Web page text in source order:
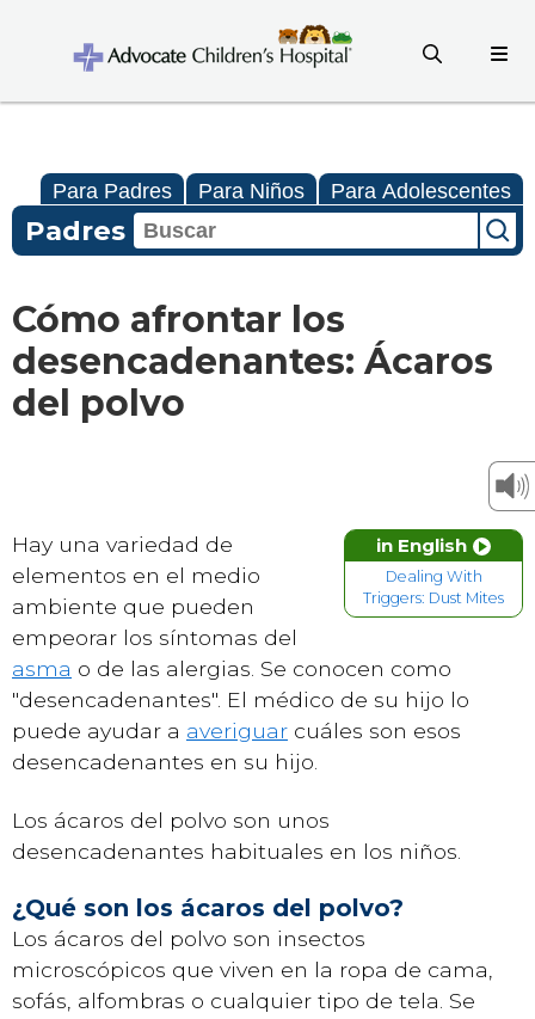
Para Padres Para Niños Para Adolescentes
Padres
Cómo afrontar los
desencadenantes: Ácaros
del polvo
in English
Dealing With
Triggers: Dust Mites
Hay una variedad de
elementos en el medio
ambiente que pueden
empeorar los síntomas del
asma o de las alergias. Se conocen como
"desencadenantes". El médico de su hijo lo
puede ayudar a averiguar cuáles son esos
desencadenantes en su hijo.
Los ácaros del polvo son unos
desencadenantes habituales en los niños.
¿Qué son los ácaros del polvo?
Los ácaros del polvo son insectos
microscópicos que viven en la ropa de cama,
sofás, alfombras o cualquier tipo de tela. Se